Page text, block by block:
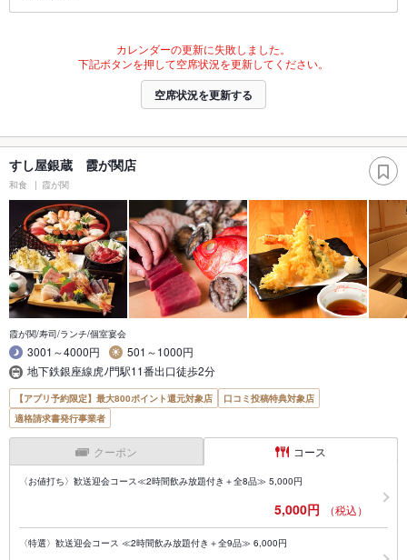
カレンダーの更新に失敗しました。
下記ボタンを押して空席状況を更新してください。
空席状況を更新する
すし屋銀蔵 霞が関店
和食 霞が関
霞が関/寿司/ランチ/個室宴会
3001～4000円
501～1000円
地下鉄銀座線虎ﾉ門駅11番出口徒歩2分
【アプリ予約限定】最大800ポイント還元対象店
口コミ投稿特典対象店
適格請求書発行事業者
クーポン コース
〈お値打ち〉歓送迎会コース≪2時間飲み放題付き＋全8品≫ 5,000円
5,000円 （税込）
〈特選〉歓送迎会コース ≪2時間飲み放題付き＋全9品≫ 6,000円